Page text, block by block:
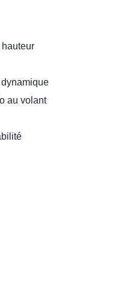
au volant